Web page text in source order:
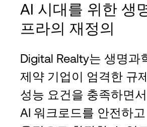
AI 시대를 위한 생
프라의 재정의
Digital Realty는 생명과
제약 기업이 엄격한 규
성능 요건을 충족하면
AI 워크로드를 안전하고